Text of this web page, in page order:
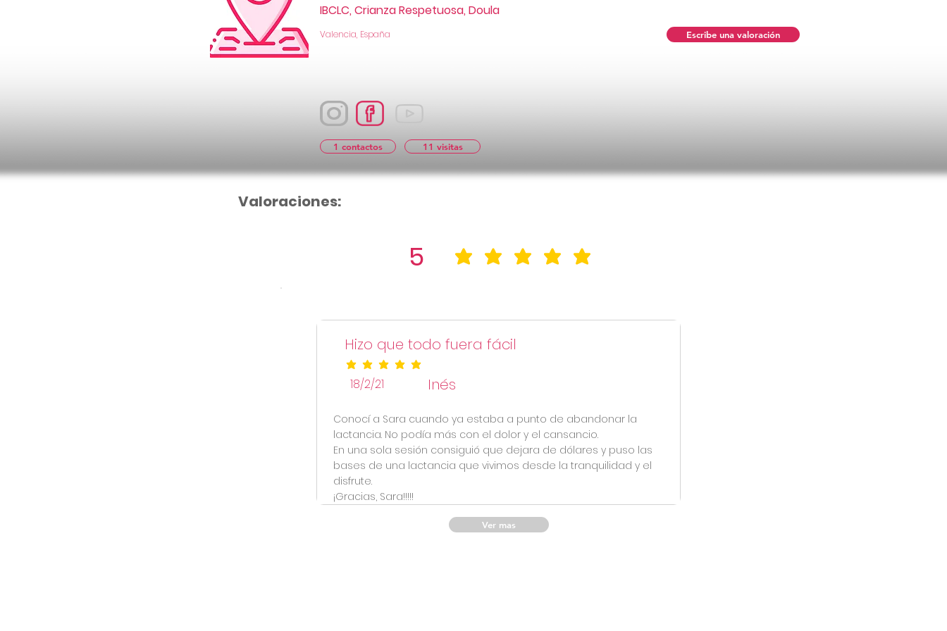
IBCLC, Crianza Respetuosa, Doula
Valencia, España
1 contactos 11 visitas
Escribe una valoración
Valoraciones:
5 la calificación promedio es 5 de 5
Hizo que todo fuera fácil
la calificación promedio es 5 de 5
18/2/21 Inés
Conocí a Sara cuando ya estaba a punto de abandonar la
lactancia. No podía más con el dolor y el cansancio.
En una sola sesión consiguió que dejara de dólares y puso las
bases de una lactancia que vivimos desde la tranquilidad y el
disfrute.
¡Gracias, Sara!!!!!
Ver mas